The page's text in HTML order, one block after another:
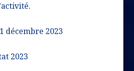
décembre 2023
2023